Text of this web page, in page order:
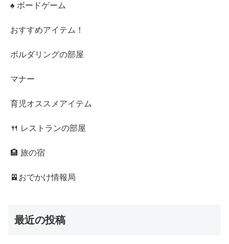
♠ ボードゲーム
おすすめアイテム！
ボルダリングの部屋
マナー
育児オススメアイテム
🍴 レストランの部屋
🏨 旅の宿
🚈おでかけ情報局
最近の投稿